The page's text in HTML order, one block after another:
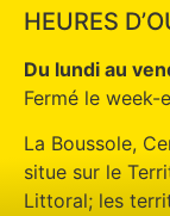
HEURES
Du lundi au
Fermé le week-
La Boussole,
situe sur le
Littoral; les